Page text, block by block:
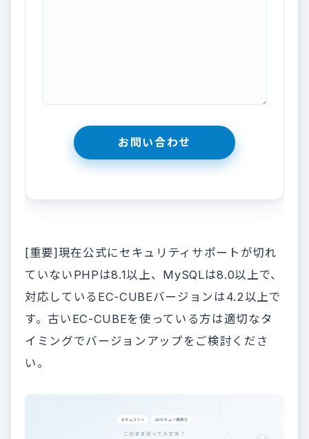
[重要]現在公式にセキュリティサポートが切れ
ていないPHPは8.1以上、MySQLは8.0以上で、
対応しているEC-CUBEバージョンは4.2以上で
す。古いEC-CUBEを使っている方は適切なタ
イミングでバージョンアップをご検討くださ
い。